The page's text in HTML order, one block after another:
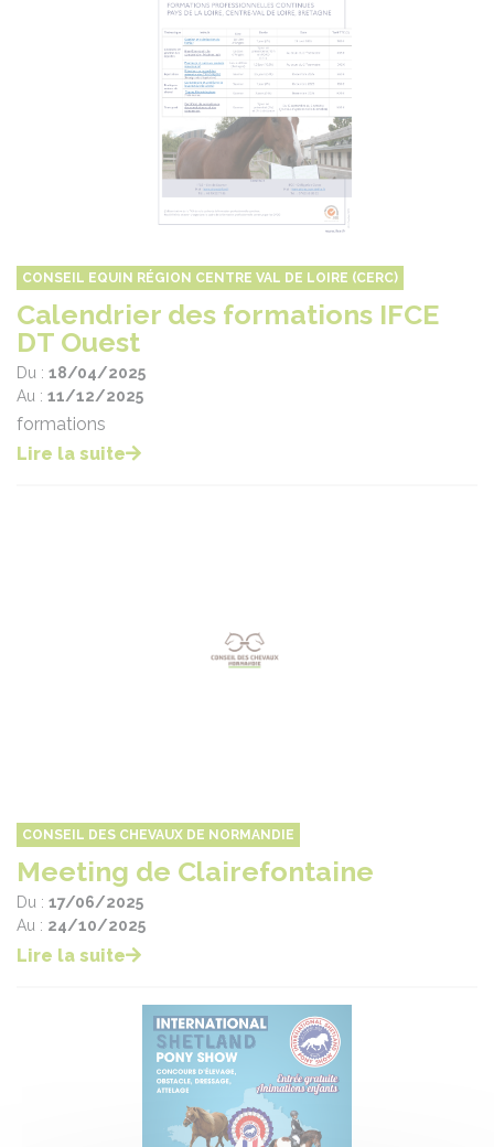
CONSEIL EQUIN RÉGION CENTRE VAL DE LOIRE (CERC)
Calendrier des formations IFCE
DT Ouest
Du : 18/04/2025
Au : 11/12/2025
formations
Lire la suite
CONSEIL DES CHEVAUX DE NORMANDIE
Meeting de Clairefontaine
Du : 17/06/2025
Au : 24/10/2025
Lire la suite